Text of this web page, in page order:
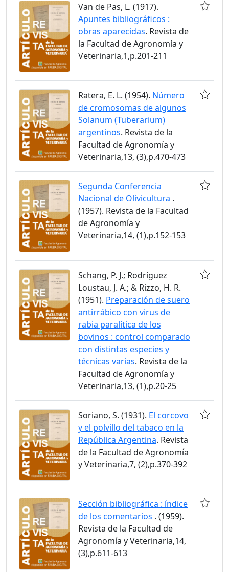
Van de Pas, L. (1917).
Apuntes bibliográficos :
obras aparecidas. Revista de
la Facultad de Agronomía y
Veterinaria,1,p.201-211
Ratera, E. L. (1954). Número
de cromosomas de algunos
Solanum (Tuberarium)
argentinos. Revista de la
Facultad de Agronomía y
Veterinaria,13, (3),p.470-473
Segunda Conferencia
Nacional de Olivicultura .
(1957). Revista de la Facultad
de Agronomía y
Veterinaria,14, (1),p.152-153
Schang, P. J.; Rodríguez
Loustau, J. A.; & Rizzo, H. R.
(1951). Preparación de suero
antirrábico con virus de
rabia paralítica de los
bovinos : control comparado
con distintas especies y
técnicas varias. Revista de la
Facultad de Agronomía y
Veterinaria,13, (1),p.20-25
Soriano, S. (1931). El corcovo
y el polvillo del tabaco en la
República Argentina. Revista
de la Facultad de Agronomía
y Veterinaria,7, (2),p.370-392
Sección bibliográfica : índice
de los comentarios . (1959).
Revista de la Facultad de
Agronomía y Veterinaria,14,
(3),p.611-613